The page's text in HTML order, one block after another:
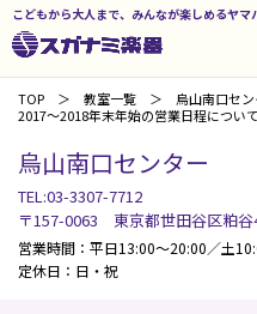
こどもから大人まで、みんなが楽しめるヤ
TOP 教室一覧 烏山南口セ
2017～2018年末年始の営業日程について
烏山南口センター
TEL:03-3307-7712
〒157-0063 東京都世田谷区粕
営業時間：平日13:00～20:00／土
定休日：日・祝